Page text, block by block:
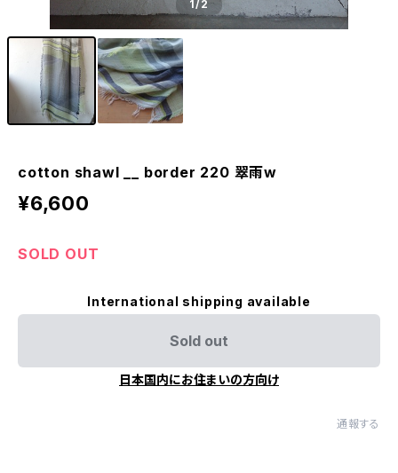
1/2
cotton shawl __ border 220 翠雨w
¥6,600
SOLD OUT
International shipping available
Sold out
日本国内にお住まいの方向け
通報する